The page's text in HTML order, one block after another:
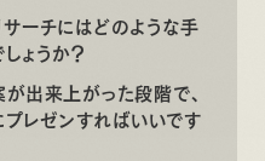
ーチにはどのような手
ょうか？
出来上がった段階で、
レゼンすればいいです